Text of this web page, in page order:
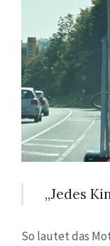
„Jedes
So lautet das